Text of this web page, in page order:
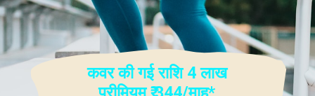
कवर की गई राशि 4 लाख